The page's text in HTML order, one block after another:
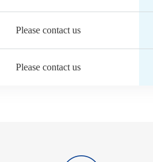
Please contact us
Please contact us